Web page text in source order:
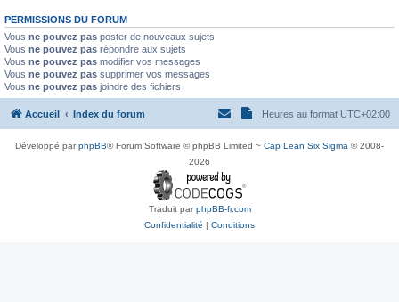
PERMISSIONS DU FORUM
Vous ne pouvez pas poster de nouveaux sujets
Vous ne pouvez pas répondre aux sujets
Vous ne pouvez pas modifier vos messages
Vous ne pouvez pas supprimer vos messages
Vous ne pouvez pas joindre des fichiers
Accueil Index du forum Heures au format UTC+02:00
Développé parphpBB® Forum Software © phpBB Limited ~ Cap Lean Six Sigma © 2008-
2026
Traduit parphpBB-fr.com
Confidentialité | Conditions